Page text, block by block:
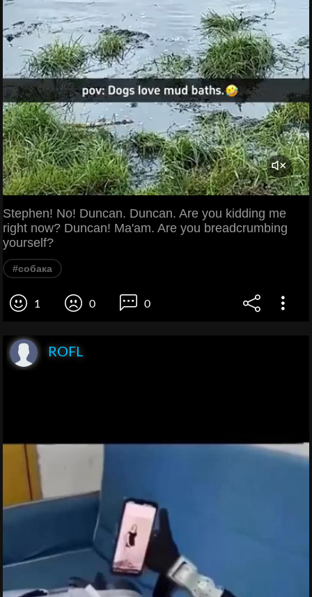
Stephen! No! Duncan. Duncan. Are you kidding me
right now? Duncan! Ma'am. Are you breadcrumbing
yourself?
#собака
1 0 0
ROFL